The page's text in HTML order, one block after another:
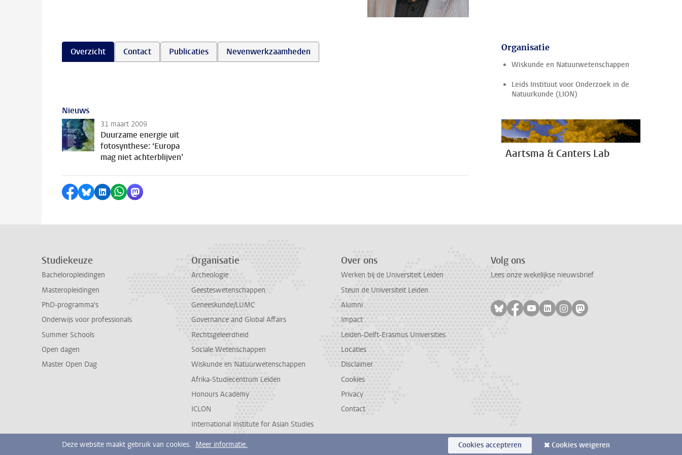
Overzicht Contact Publicaties Nevenwerkzaamheden
Nieuws
31 maart 2009
Duurzame energie uit
fotosynthese: ‘Europa
mag niet achterblijven’
Delen op Facebook
Delen via Bluesky
Delen op LinkedIn
Delen via WhatsApp
Delen via Mastodon
Organisatie
Wiskunde en Natuurwetenschappen
Leids Instituut voor Onderzoek in de
Natuurkunde (LION)
Aartsma & Canters Lab
Studiekeuze
Bacheloropleidingen
Masteropleidingen
PhD-programma's
Onderwijs voor professionals
Summer Schools
Open dagen
Master Open Dag
Organisatie
Archeologie
Geesteswetenschappen
Geneeskunde/LUMC
Governance and Global Affairs
Rechtsgeleerdheid
Sociale Wetenschappen
Wiskunde en Natuurwetenschappen
Afrika-Studiecentrum Leiden
Honours Academy
ICLON
International Institute for Asian Studies
Over ons
Werken bij de Universiteit Leiden
Steun de Universiteit Leiden
Alumni
Impact
Leiden-Delft-Erasmus Universities
Locaties
Disclaimer
Cookies
Privacy
Contact
Volg ons
Lees onze wekelijkse nieuwsbrief
Volg ons op bluesky
Volg ons op facebook
Volg ons op youtube
Volg ons op linkedin
Volg ons op instagram
Volg ons op mastodon
Deze website maakt gebruik van cookies. Meer informatie. Cookies accepteren Cookies weigeren